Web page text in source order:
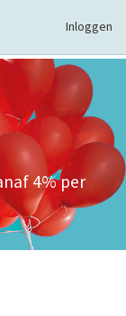
Inloggen
4% per